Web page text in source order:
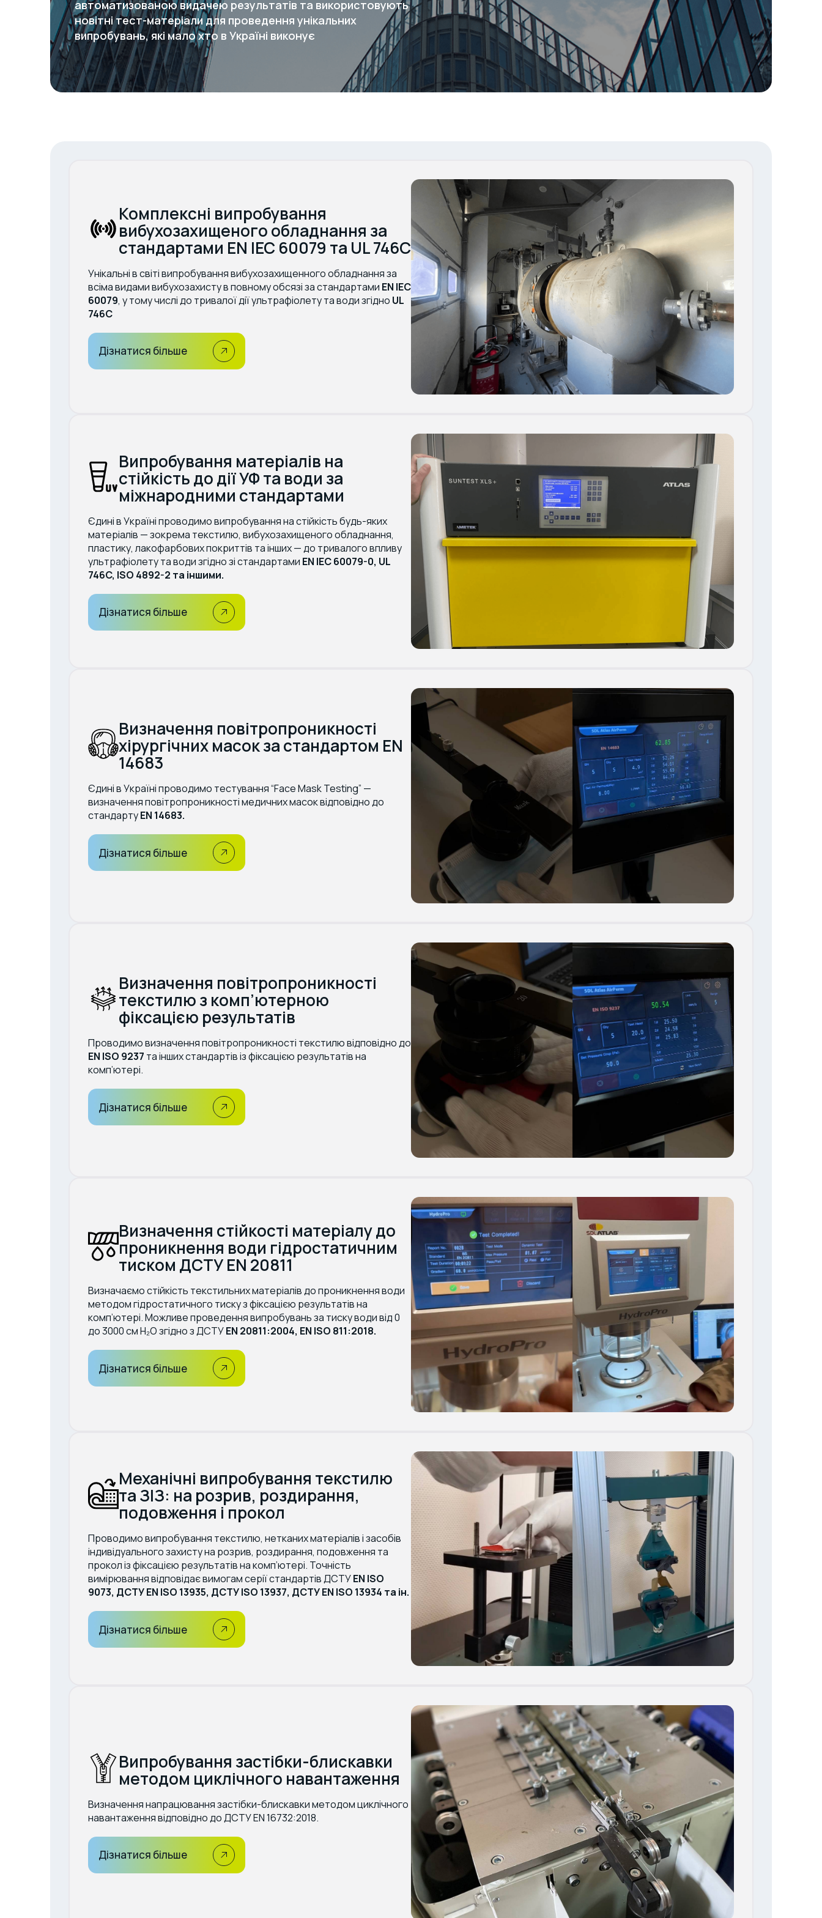
автоматизованою видачею результатів та використовують
новітні тест-матеріали для проведення унікальних
випробувань, які мало хто в Україні виконує
Комплексні випробування
вибухозахищеного обладнання за
стандартами EN IEC 60079 та UL 746C
Унікальні в світі випробування вибухозахищенного обладнання за
всіма видами вибухозахисту в повному обсязі за стандартами EN IEC
60079, у тому числі до тривалої дії ультрафіолету та води згідно UL
746C
Дізнатися більше
Випробування матеріалів на
стійкість до дії УФ та води за
міжнародними стандартами
Єдині в Україні проводимо випробування на стійкість будь-яких
матеріалів — зокрема текстилю, вибухозахищеного обладнання,
пластику, лакофарбових покриттів та інших — до тривалого впливу
ультрафіолету та води згідно зі стандартами EN IEC 60079-0, UL
746C, ISO 4892-2 та іншими.
Дізнатися більше
Визначення повітропроникності
хірургічних масок за стандартом EN
14683
Єдині в Україні проводимо тестування “Face Mask Testing” —
визначення повітропроникності медичних масок відповідно до
стандартуEN 14683.
Дізнатися більше
Визначення повітропроникності
текстилю з комп’ютерною
фіксацією результатів
Проводимо визначення повітропроникності текстилю відповідно до
EN ISO 9237 та інших стандартів із фіксацією результатів на
комп’ютері.
Дізнатися більше
Визначення стійкості матеріалу до
проникнення води гідростатичним
тиском ДСТУ EN 20811
Визначаємо стійкість текстильних матеріалів до проникнення води
методом гідростатичного тиску з фіксацією результатів на
комп’ютері. Можливе проведення випробувань за тиску води від 0
до 3000 см Н₂О згідно з ДСТУEN 20811:2004, EN ISO 811:2018.
Дізнатися більше
Механічні випробування текстилю
та ЗІЗ: на розрив, роздирання,
подовження і прокол
Проводимо випробування текстилю, нетканих матеріалів і засобів
індивідуального захисту на розрив, роздирання, подовження та
прокол із фіксацією результатів на комп’ютері. Точність
вимірювання відповідає вимогам серії стандартів ДСТУEN ISO
9073, ДСТУ EN ISO 13935, ДСТУ ISO 13937, ДСТУ EN ISO 13934 та ін.
Дізнатися більше
Випробування застібки-блискавки
методом циклічного навантаження
Визначення напрацювання застібки-блискавки методом циклічного
навантаження відповідно до ДСТУ EN 16732:2018.
Дізнатися більше